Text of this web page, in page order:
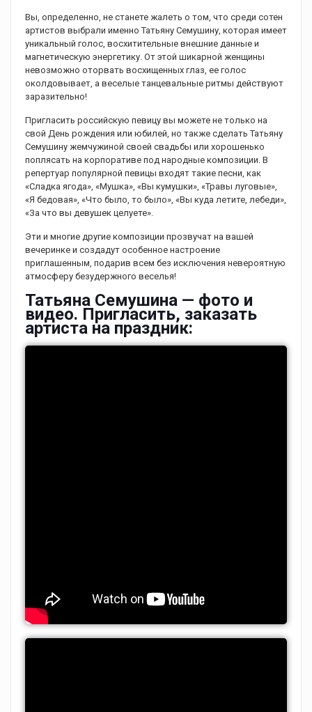
Вы, определенно, не станете жалеть о том, что среди сотен
артистов выбрали именно Татьяну Семушину, которая имеет
уникальный голос, восхитительные внешние данные и
магнетическую энергетику. От этой шикарной женщины
невозможно оторвать восхищенных глаз, ее голос
околдовывает, а веселые танцевальные ритмы действуют
заразительно!
Пригласить российскую певицу вы можете не только на
свой День рождения или юбилей, но также сделать Татьяну
Семушину жемчужиной своей свадьбы или хорошенько
поплясать на корпоративе под народные композиции. В
репертуар популярной певицы входят такие песни, как
«Сладка ягода», «Мушка», «Вы кумушки», «Травы луговые»,
«Я бедовая», «Что было, то было», «Вы куда летите, лебеди»,
«За что вы девушек целуете».
Эти и многие другие композиции прозвучат на вашей
вечеринке и создадут особенное настроение
приглашенным, подарив всем без исключения невероятную
атмосферу безудержного веселья!
Татьяна Семушина — фото и
видео. Пригласить, заказать
артиста на праздник: